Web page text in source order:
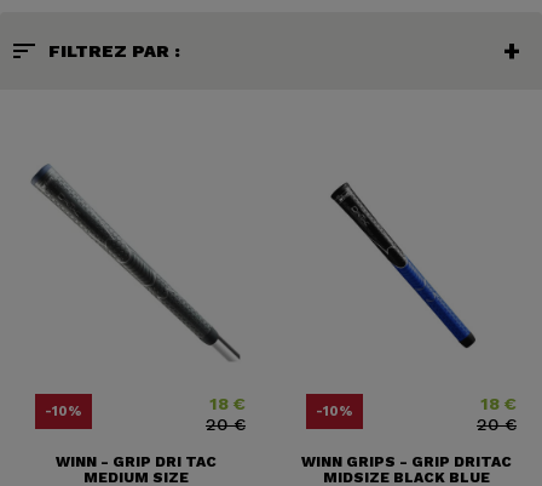
sort FILTREZ PAR :
-10% 18 €
Prix ​​habituel
20 €
WINN - GRIP DRI TAC
MEDIUM SIZE
-10% 18 €
Prix
20 €
WINN GRIPS - GRIP DRITAC
MIDSIZE BLACK BLUE